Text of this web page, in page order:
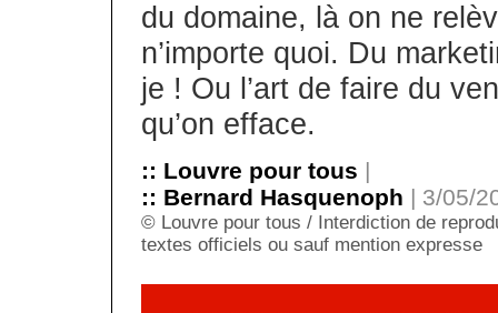
du domaine, là on ne
n’importe quoi. Du
je ! Ou l’art de faire du
qu’on efface.
:: Louvre pour tous |
:: Bernard Hasquenoph | 3/05/
© Louvre pour tous / Interdiction de
textes officiels ou sauf mention expresse